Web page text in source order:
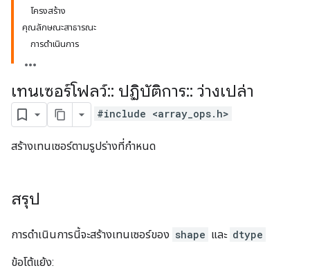
โครงสร้าง
คุณลักษณะสาธารณะ
การดำเนินการ
เทนเซอร์โฟลว์:: ปฏิบัติการ:: ว่างเปล่า
#include <array_ops.h>
สร้างเทนเซอร์ตามรูปร่างที่กำหนด
สรุป
การดำเนินการนี้จะสร้างเทนเซอร์ของ shape และ dtype
ข้อโต้แย้ง: